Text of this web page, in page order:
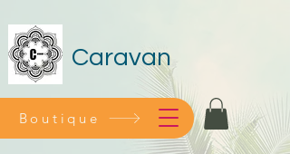
Caravan
Boutique